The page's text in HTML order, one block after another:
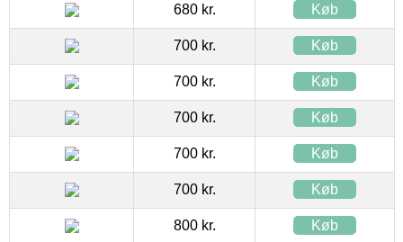
680 kr. Køb
700 kr. Køb
700 kr. Køb
700 kr. Køb
700 kr. Køb
700 kr. Køb
800 kr. Køb